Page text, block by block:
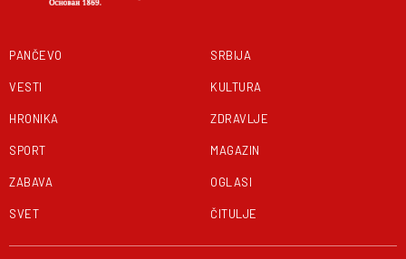
PANČEVO
VESTI
HRONIKA
SPORT
ZABAVA
SVET
SRBIJA
KULTURA
ZDRAVLJE
MAGAZIN
OGLASI
ČITULJE